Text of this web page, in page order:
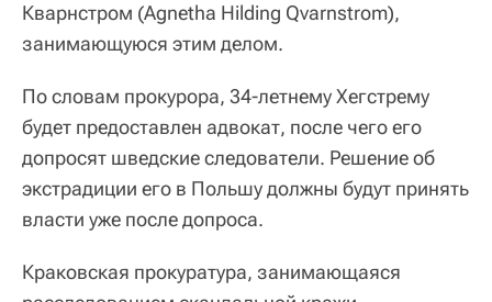
Кварнстром (Agnetha Hilding Qvarnstrom),
занимающуюся этим делом.
По словам прокурора, 34-летнему Хегстрему
будет предоставлен адвокат, после чего его
допросят шведские следователи. Решение об
экстрадиции его в Польшу должны будут принять
власти уже после допроса.
Краковская прокуратура, занимающаяся